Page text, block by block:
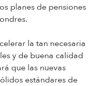
planes de pensiones
la tan necesaria
y de buena calidad
que las nuevas
estándares de